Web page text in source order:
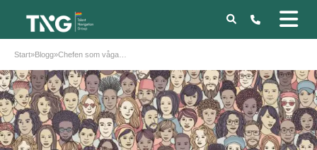
Start»Blogg»